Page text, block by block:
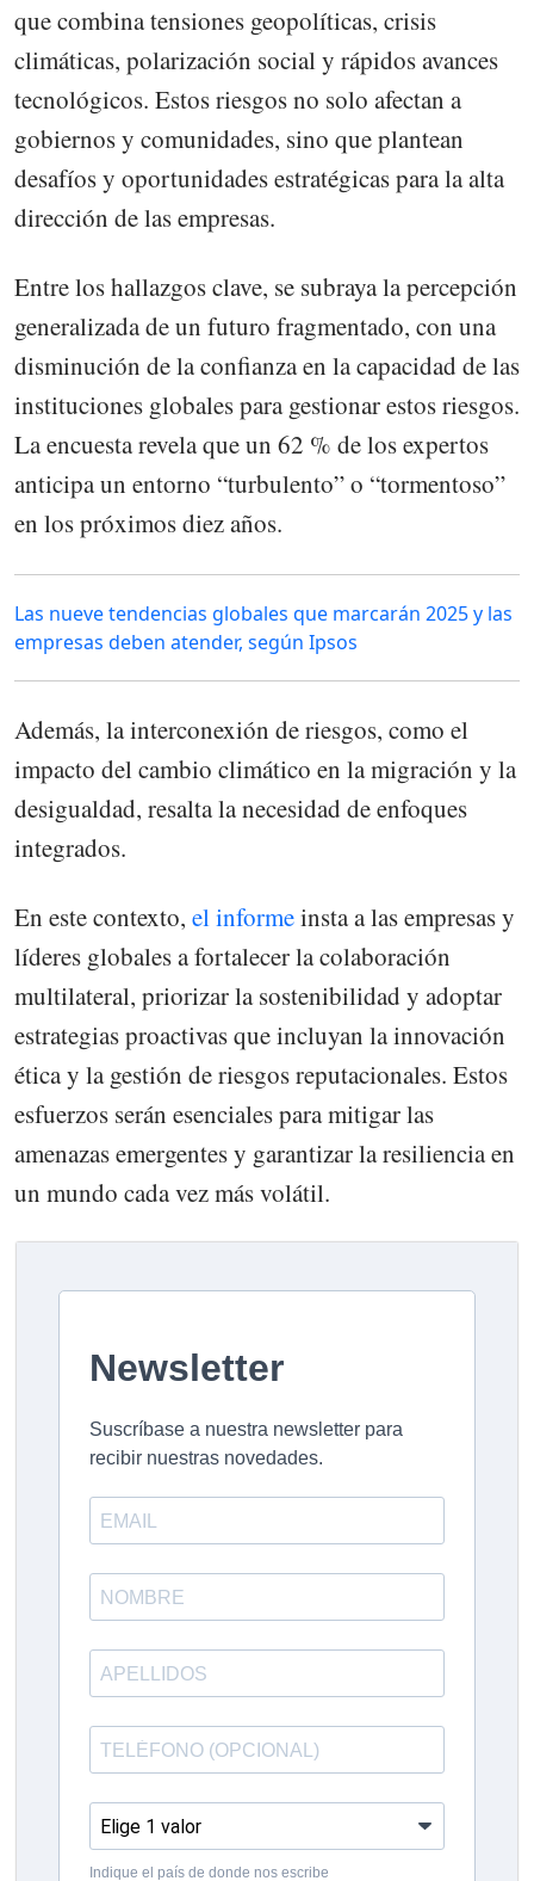
que combina tensiones geopolíticas, crisis
climáticas, polarización social y rápidos avances
tecnológicos. Estos riesgos no solo afectan a
gobiernos y comunidades, sino que plantean
desafíos y oportunidades estratégicas para la alta
dirección de las empresas.
Entre los hallazgos clave, se subraya la percepción
generalizada de un futuro fragmentado, con una
disminución de la confianza en la capacidad de las
instituciones globales para gestionar estos riesgos.
La encuesta revela que un 62 % de los expertos
anticipa un entorno “turbulento” o “tormentoso”
en los próximos diez años.
Las nueve tendencias globales que marcarán 2025 y las
empresas deben atender, según Ipsos
Además, la interconexión de riesgos, como el
impacto del cambio climático en la migración y la
desigualdad, resalta la necesidad de enfoques
integrados.
En este contexto, el informeinsta a las empresas y
líderes globales a fortalecer la colaboración
multilateral, priorizar la sostenibilidad y adoptar
estrategias proactivas que incluyan la innovación
ética y la gestión de riesgos reputacionales. Estos
esfuerzos serán esenciales para mitigar las
amenazas emergentes y garantizar la resiliencia en
un mundo cada vez más volátil.